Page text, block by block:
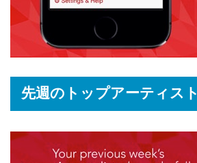
先週のトップアーティスト